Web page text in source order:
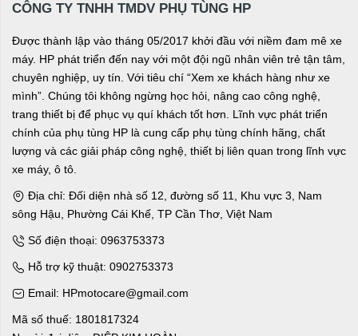
CÔNG TY TNHH TMDV PHỤ TÙNG HP
Được thành lập vào tháng 05/2017 khởi đầu với niềm đam mê xe
máy. HP phát triển đến nay với một đội ngũ nhân viên trẻ tận tâm,
chuyên nghiệp, uy tín. Với tiêu chí “Xem xe khách hàng như xe
mình”. Chúng tôi không ngừng học hỏi, nâng cao công nghệ,
trang thiết bị để phục vụ quí khách tốt hơn. Lĩnh vực phát triển
chính của phụ tùng HP là cung cấp phụ tùng chính hãng, chất
lượng và các giải pháp công nghệ, thiết bị liên quan trong lĩnh vực
xe máy, ô tô.
Địa chỉ: Đối diện nhà số 12, đường số 11, Khu vực 3, Nam
sông Hậu, Phường Cái Khế, TP Cần Thơ, Việt Nam
Số điện thoại: 0963753373
Hỗ trợ kỹ thuật: 0902753373
Email: HPmotocare@gmail.com
Mã số thuế: 1801817324